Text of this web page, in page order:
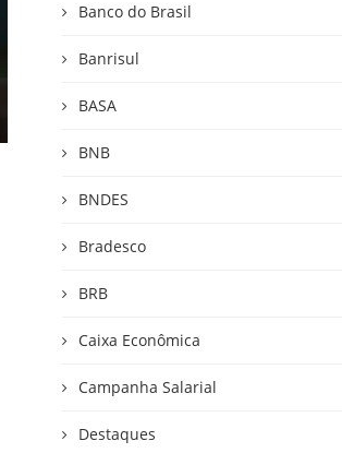
Banco do Brasil
Banrisul
BASA
BNB
BNDES
Bradesco
BRB
Caixa Econômica
Campanha Salarial
Destaques